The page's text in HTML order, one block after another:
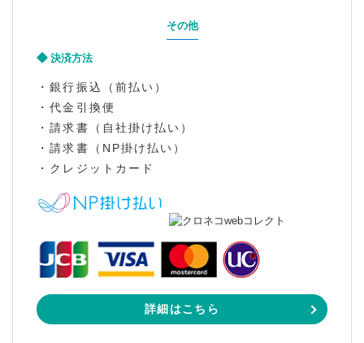
その他
決済方法
・銀行振込（前払い）
・代金引換便
・請求書（自社掛け払い）
・請求書（NP掛け払い）
・クレジットカード
詳細はこちら